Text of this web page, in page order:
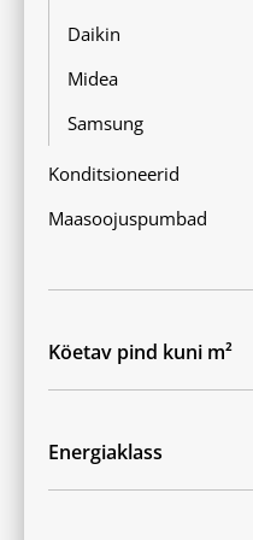
Daikin
Midea
Samsung
Konditsioneerid
Maasoojuspumbad
Köetav pind kuni m²
Energiaklass